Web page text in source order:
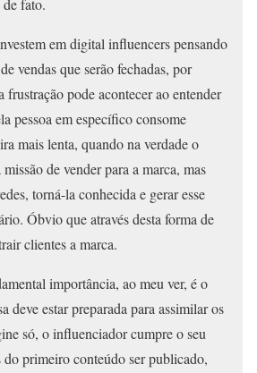
fato.
em digital influencers pensando
vendas que serão fechadas, por
frustração pode acontecer ao entender
pessoa em específico consome
mais lenta, quando na verdade o
de vender para a marca, mas
torná-la conhecida e gerar esse
Óbvio que através desta forma de
clientes a marca.
importância, ao meu ver, é o
deve estar preparada para assimilar os
só, o influenciador cumpre o seu
do primeiro conteúdo ser publicado,